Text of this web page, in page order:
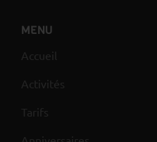
MENU
Accueil
Activités
Tarifs